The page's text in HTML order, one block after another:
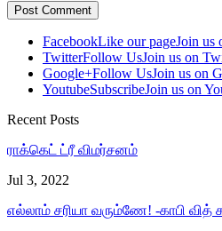
FacebookLike our pageJoin us
TwitterFollow UsJoin us on
Google+Follow UsJoin us on
YoutubeSubscribeJoin us on
Recent Posts
ராக்கெட் ட்ரீ விமர்சனம்
Jul 3, 2022
எல்லாம் சரியா வரும்ணே! -காபி